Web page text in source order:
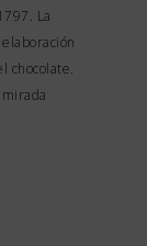
La
chocolate.